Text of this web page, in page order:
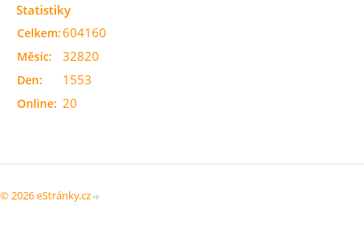
Statistiky
Online: 20
Celkem:604160
Měsíc: 32820
Den: 1553
© 2026 eStránky.cz